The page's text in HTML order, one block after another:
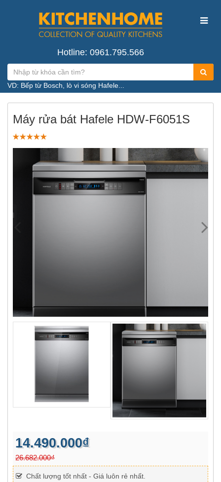
Hotline: 0961.795.566
VD: Bếp từ Bosch, lò vi sóng Hafele...
Máy rửa bát Hafele HDW-F6051S
14.490.000₫
26.682.000₫
Chất lượng tốt nhất - Giá luôn rẻ nhất.